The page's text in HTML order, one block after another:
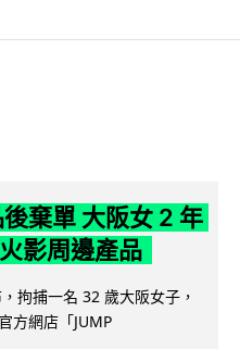
棄單 大阪女 2 年
影周邊產品
拘捕一名 32 歲大阪女子，
方網店「JUMP